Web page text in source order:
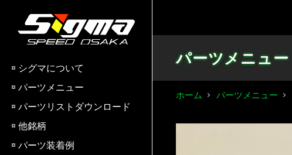
シグマについて
パーツメニュー
パーツリストダウンロード
他銘柄
パーツ装着例
パーツメニュー
ホーム パーツメニュー